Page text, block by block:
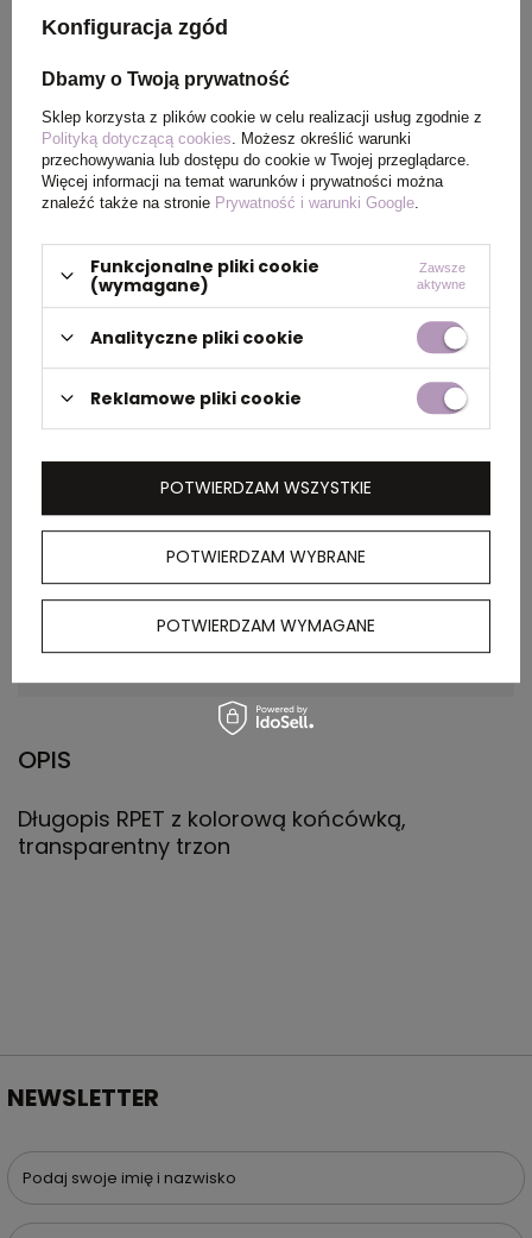
Wymiary
Ø1 x 14,3 cm
Waga
produktu (g)
11
PAKOWANIE
Ilość szt. w
kartonie
wewnętrznym
50
kartonu
zewnętrznego
52,5 x 31 x 21 cm
Waga
12
OPIS
Długopis RPET z kolorową końcówką,
transparentny trzon
NEWSLETTER
Podaj swoje imię i nazwisko
Konfiguracja zgód
Dbamy o Twoją prywatność
Sklep korzysta z plików cookie w celu realizacji usług zgodnie z
Polityką dotyczącą cookies . Możesz określić warunki
przechowywania lub dostępu do cookie w Twojej przeglądarce.
Więcej informacji na temat warunków i prywatności można
znaleźć także na stronie Prywatność i warunki Google
Funkcjonalne pliki cookie
(wymagane)
Zawsze
aktywne
Analityczne pliki cookie
Reklamowe pliki cookie
POTWIERDZAM WYBRANE
POTWIERDZAM WYMAGANE
POTWIERDZAM WSZYSTKIE